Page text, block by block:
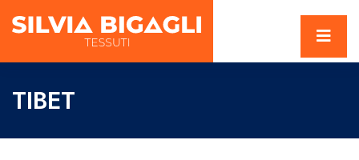
TIBET